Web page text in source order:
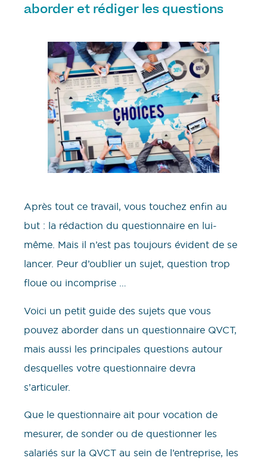
aborder et rédiger les questions
Après tout ce travail, vous touchez enfin au
but : la rédaction du questionnaire en lui-
même. Mais il n’est pas toujours évident de se
lancer. Peur d’oublier un sujet, question trop
floue ou incomprise …
Voici un petit guide des sujets que vous
pouvez aborder dans un questionnaire QVCT,
mais aussi les principales questions autour
desquelles votre questionnaire devra
s’articuler.
Que le questionnaire ait pour vocation de
mesurer, de sonder ou de questionner les
salariés sur la QVCT au sein de l’entreprise, les